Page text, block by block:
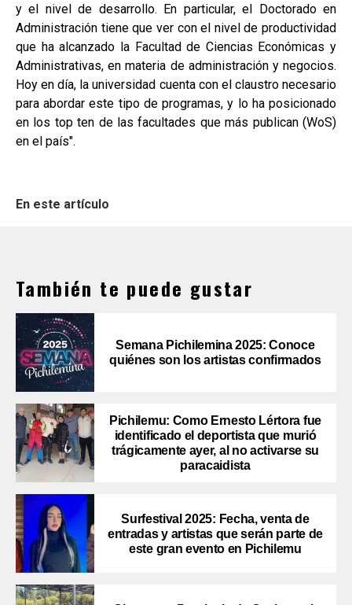
y el nivel de desarrollo. En particular, el Doctorado en
Administración tiene que ver con el nivel de productividad
que ha alcanzado la Facultad de Ciencias Económicas y
Administrativas, en materia de administración y negocios.
Hoy en día, la universidad cuenta con el claustro necesario
para abordar este tipo de programas, y lo ha posicionado
en los top ten de las facultades que más publican (WoS)
en el país".
En este artículo
También te puede gustar
Semana Pichilemina 2025: Conoce
quiénes son los artistas confirmados
Pichilemu: Como Ernesto Lértora fue
identificado el deportista que murió
trágicamente ayer, al no activarse su
paracaidista
Surfestival 2025: Fecha, venta de
entradas y artistas que serán parte de
este gran evento en Pichilemu